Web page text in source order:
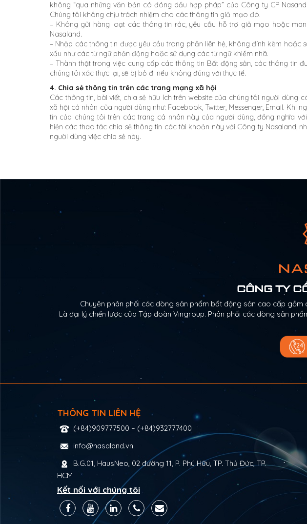
không “qua những văn bản có đóng dấu hợp pháp” của Công ty CP
Chúng tôi không chịu trách nhiệm cho các thông tin giả mạo đó.
– Không gửi hàng loạt các thông tin rác, yêu cầu hỗ trợ giả mạo hoặc
Nasaland.
– Nhập các thông tin được yêu cầu trong phần liên hệ, không đính kèm hoặc
xấu như các từ ngữ phản động hoặc sử dụng các từ ngữ khiếm nhã.
– Thành thật trong việc cung cấp các thông tin Bất động sản, các thông tin
chúng tôi xác thực lại, sẽ bị bỏ đi nếu không đúng với thực tế.
4. Chia sẻ thông tin trên các trang mạng xã hội
Các thông tin, bài viết, chia sẻ hữu ích trên website của chúng tôi người dùng
xã hội cá nhân của người dùng như: Facebook, Twitter, Messenger, Email. Khi
tin của chúng tôi trên các trang cá nhân này của người dùng, đồng nghĩa
hiện các thao tác chia sẻ thông tin các tài khoản này với Công ty Nasaland,
người dùng việc chia sẻ này.
CÔNG TY
Chuyên phân phối các dòng sản phẩm bất động sản cao cấp gồm
Là đại lý chiến lược của Tập đoàn Vingroup. Phân phối các dòng sản
THÔNG TIN LIÊN HỆ
(+84)909777500 – (+84)932777400
info@nasaland.vn
B.G.01, HausNeo, 02 đường 11, P. Phú Hữu, TP. Thủ Đức, TP.
HCM
Kết nối với chúng tôi